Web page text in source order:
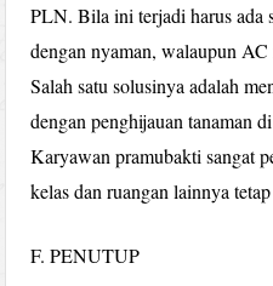
PLN. Bila ini terjadi harus ada
dengan nyaman, walaupun
Salah satu solusinya adalah
dengan penghijauan tanaman
Karyawan pramubakti sangat
kelas dan ruangan lainnya
F. PENUTUP